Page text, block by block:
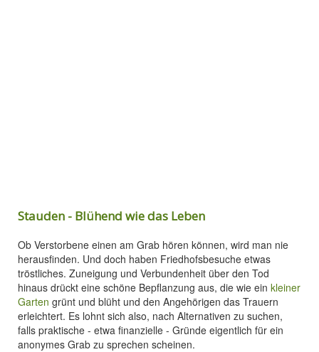
Stauden - Blühend wie das Leben
Ob Verstorbene einen am Grab hören können, wird man nie
herausfinden. Und doch haben Friedhofsbesuche etwas
tröstliches. Zuneigung und Verbundenheit über den Tod
hinaus drückt eine schöne Bepflanzung aus, die wie ein kleiner
Garten grünt und blüht und den Angehörigen das Trauern
erleichtert. Es lohnt sich also, nach Alternativen zu suchen,
falls praktische - etwa finanzielle - Gründe eigentlich für ein
anonymes Grab zu sprechen scheinen.